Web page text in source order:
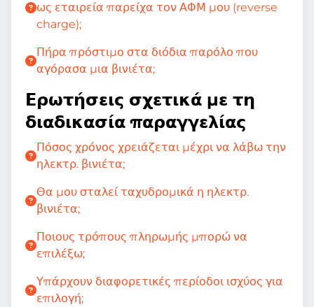
ως εταιρεία παρείχα τον ΑΦΜ μου (reverse
charge);
Πήρα πρόστιμο στα διόδια παρόλο που
αγόρασα μια βινιέτα;
Ερωτήσεις σχετικά με τη
διαδικασία παραγγελίας
Πόσος χρόνος χρειάζεται μέχρι να λάβω την
ηλεκτρ. βινιέτα;
Θα μου σταλεί ταχυδρομικά η ηλεκτρ.
βινιέτα;
Ποιους τρόπους πληρωμής μπορώ να
επιλέξω;
Υπάρχουν διαφορετικές περίοδοι ισχύος για
επιλογή;